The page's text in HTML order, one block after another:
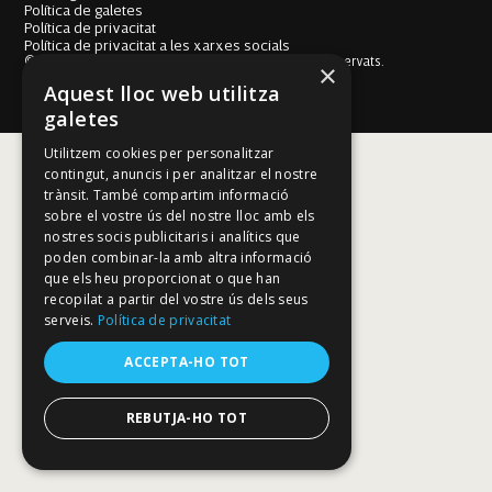
Política de galetes
Política de privacitat
Política de privacitat a les xarxes socials
© Fundació Mallorca Literària 2026. Tots els drets reservats.
Disseny i desenvolupament web BESTALDE STUDIO
×
Aquest lloc web utilitza
galetes
Utilitzem cookies per personalitzar
contingut, anuncis i per analitzar el nostre
trànsit. També compartim informació
sobre el vostre ús del nostre lloc amb els
nostres socis publicitaris i analítics que
poden combinar-la amb altra informació
que els heu proporcionat o que han
recopilat a partir del vostre ús dels seus
serveis. Política de privacitat
ACCEPTA-HO TOT
REBUTJA-HO TOT